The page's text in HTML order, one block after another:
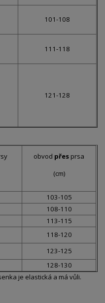
101-108
111-118
121-128
obvod přes prsa
(cm)
103-105
108-110
113-115
118-120
123-125
128-130
je elastická a má vůli.